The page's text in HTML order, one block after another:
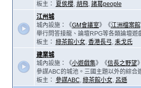
板主：
夏侯櫻, 胡飛, 諸葛people
江州城
城內設施：《GM會議室》《江洲檔案館
舉行問答接龍、論壇RPG等各類論壇遊
板主： 綠茶館小女, 香港長弓, 耒戈氏
建業城
城內設施：《小遊戲集》《信長之野望
參謀ABC的城池。三國主題以外的綜合
板主： 參謀ABC, 綠茶館小女, 呂遜